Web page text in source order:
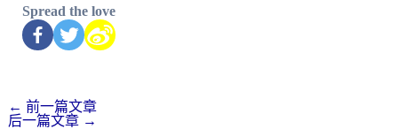
Spread the love
← 前一篇文章
后一篇文章 →